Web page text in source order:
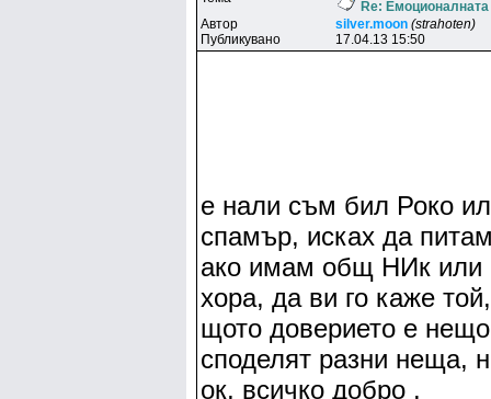
Re: Емоционалната
Автор
silver.moon (strahoten)
Публикувано
17.04.13 15:50
е нали съм бил Роко
спамър, исках да
ако имам общ НИк или
хора, да ви го каже
щото доверието е
споделят разни неща,
ок, всичко добро .